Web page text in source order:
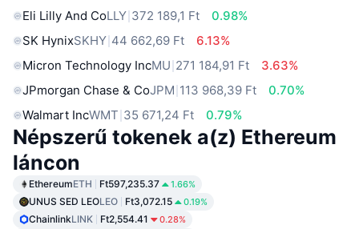
Eli Lilly And CoLLY 372 189,1 Ft
0.98%
SK HynixSKHY 44 662,69 Ft
6.13%
Micron Technology IncMU 271 184,91 Ft
3.63%
JPmorgan Chase & CoJPM 113 968,39 Ft
0.70%
Walmart IncWMT 35 671,24 Ft 0.79%
Népszerű tokenek a(z) Ethereum
láncon
EthereumETH Ft597,235.37 1.66%
UNUS SED LEOLEO Ft3,072.15 0.19%
ChainlinkLINK Ft2,554.41 0.28%